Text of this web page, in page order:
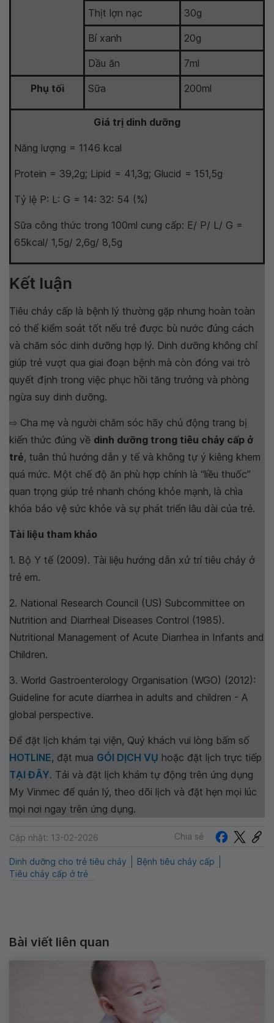
Thịt lợn nạc 30g
Bí xanh 20g
Dầu ăn 7ml
Phụ tối Sữa 200ml
Giá trị dinh dưỡng
Năng lượng = 1146 kcal
Protein = 39,2g; Lipid = 41,3g; Glucid = 151,5g
Tỷ lệ P: L: G = 14: 32: 54 (%)
Sữa công thức trong 100ml cung cấp: E/ P/ L/ G =
65kcal/ 1,5g/ 2,6g/ 8,5g
Kết luận
Tiêu chảy cấp là bệnh lý thường gặp nhưng hoàn toàn
có thể kiểm soát tốt nếu trẻ được bù nước đúng cách
và chăm sóc dinh dưỡng hợp lý. Dinh dưỡng không chỉ
giúp trẻ vượt qua giai đoạn bệnh mà còn đóng vai trò
quyết định trong việc phục hồi tăng trưởng và phòng
ngừa suy dinh dưỡng.
⇨ Cha mẹ và người chăm sóc hãy chủ động trang bị
kiến thức đúng về dinh dưỡng trong tiêu chảy cấp ở
trẻ, tuân thủ hướng dẫn y tế và không tự ý kiêng khem
quá mức. Một chế độ ăn phù hợp chính là “liều thuốc”
quan trọng giúp trẻ nhanh chóng khỏe mạnh, là chìa
khóa bảo vệ sức khỏe và sự phát triển lâu dài của trẻ.
Tài liệu tham khảo
1. Bộ Y tế (2009). Tài liệu hướng dẫn xử trí tiêu chảy ở
trẻ em.
2. National Research Council (US) Subcommittee on
Nutrition and Diarrheal Diseases Control (1985).
Nutritional Management of Acute Diarrhea in Infants and
Children.
3. World Gastroenterology Organisation (WGO) (2012):
Guideline for acute diarrhea in adults and children - A
global perspective.
Để đặt lịch khám tại viện, Quý khách vui lòng bấm số
HOTLINE, đặt mua GÓI DỊCH VỤ hoặc đặt lịch trực tiếp
TẠI ĐÂY. Tải và đặt lịch khám tự động trên ứng dụng
My Vinmec để quản lý, theo dõi lịch và đặt hẹn mọi lúc
mọi nơi ngay trên ứng dụng.
Cập nhật: 13-02-2026 Chia sẻ
Dinh dưỡng cho trẻ tiêu chảy
Bệnh tiêu chảy cấp
Tiêu chảy cấp ở trẻ
Bài viết liên quan